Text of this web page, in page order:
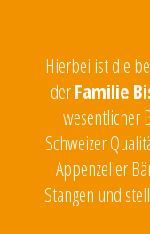
Hierbei ist die
derFamilie
wesentlicher
Schweizer
Appenzeller
Stangen und